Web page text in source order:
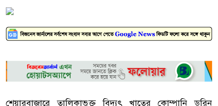
শেয়ারবাজারে তালিকাভুক্ত বিদ্যুৎ খাতের কোম্পানি ডরিন